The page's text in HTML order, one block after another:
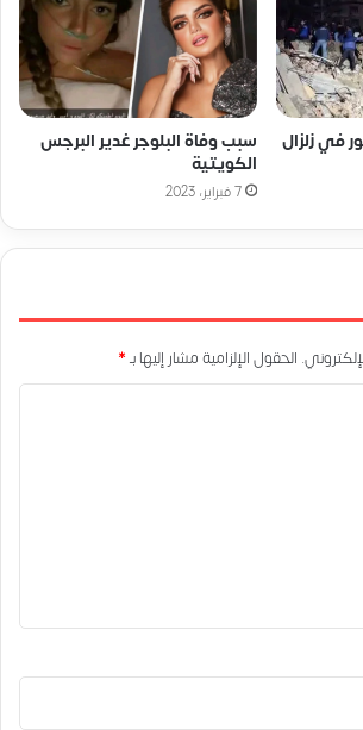
في زلزال
سبب وفاة البلوجر غدير البرجس
الكويتية
7 فبراير، 2023
الحقول الإلزامية مشار إليها بـ*